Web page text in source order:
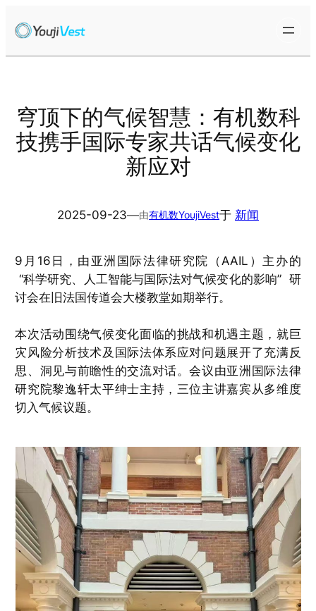
至
穹顶下的气候智慧：有机数科
技携手国际专家共话气候变化
新应对
2025-09-23—由有机数YoujiVest于 新闻
9月16日，由亚洲国际法律研究院（AAIL）主办的
“科学研究、人工智能与国际法对气候变化的影响” 研
讨会在旧法国传道会大楼教堂如期举行。
本次活动围绕气候变化面临的挑战和机遇主题，就巨
灾风险分析技术及国际法体系应对问题展开了充满反
思、洞见与前瞻性的交流对话。会议由亚洲国际法律
研究院黎逸轩太平绅士主持，三位主讲嘉宾从多维度
切入气候议题。